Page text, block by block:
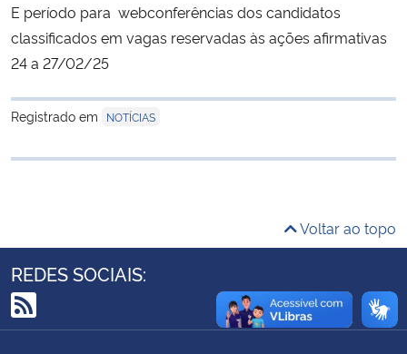
Ministério da Saúde
Ministério de Minas e Energia
Ministério da Ciência, Tecnologia, Inovações e Comunicações
Controladoria-Geral da União
E período para webconferências dos candidatos
classificados em vagas reservadas às ações afirmativas
24 a 27/02/25
Registrado em NOTÍCIAS
Voltar ao topo
REDES SOCIAIS:
RSS